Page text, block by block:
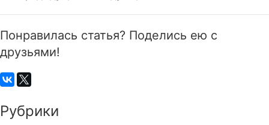
Понравилась статья? Поделись ею с
друзьями!
Рубрики